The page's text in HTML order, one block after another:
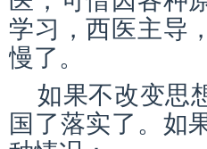
学习，西医主导
慢了。
如果不改变思
国了落实了。如